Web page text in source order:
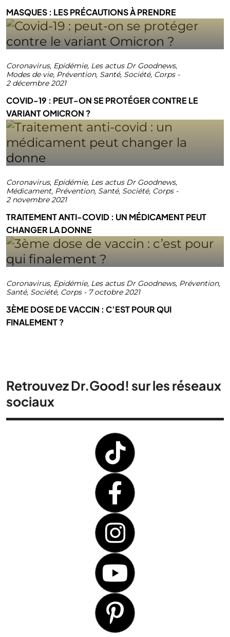
MASQUES : LES PRÉCAUTIONS À PRENDRE
Coronavirus, Epidémie, Les actus Dr Goodnews,
Modes de vie, Prévention, Santé, Société, Corps-
2 décembre 2021
COVID-19 : PEUT-ON SE PROTÉGER CONTRE LE
VARIANT OMICRON ?
Coronavirus, Epidémie, Les actus Dr Goodnews,
Médicament, Prévention, Santé, Société, Corps-
2 novembre 2021
TRAITEMENT ANTI-COVID : UN MÉDICAMENT PEUT
CHANGER LA DONNE
Coronavirus, Epidémie, Les actus Dr Goodnews, Prévention,
Santé, Société, Corps- 7 octobre 2021
3ÈME DOSE DE VACCIN : C’EST POUR QUI
FINALEMENT ?
Retrouvez Dr.Good! sur les réseaux
sociaux